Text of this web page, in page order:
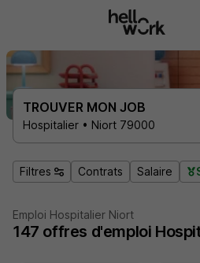
TROUVER MON JOB
Hospitalier • Niort 79000
Filtres Contrats Salaire
Emploi Hospitalier Niort
147 offres d'emploi